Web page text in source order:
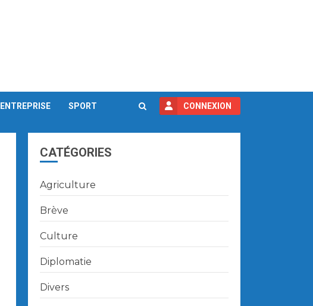
ENTREPRISE SPORT CONNEXION
CATÉGORIES
Agriculture
Brève
Culture
Diplomatie
Divers